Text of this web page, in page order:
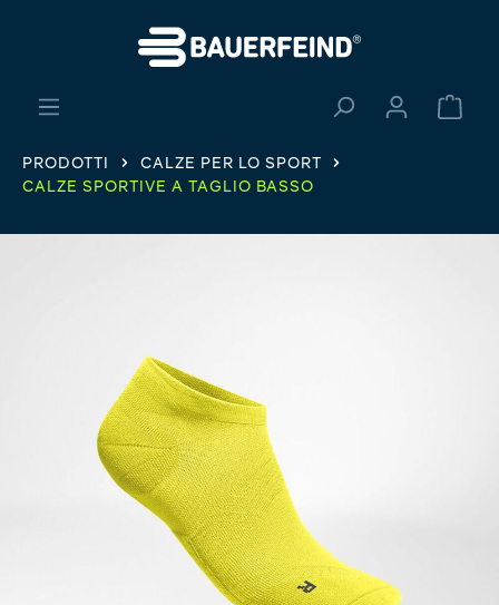
Il
PRODOTTI
CALZE PER LO SPORT
CALZE SPORTIVE A TAGLIO BASSO